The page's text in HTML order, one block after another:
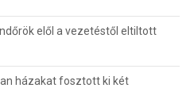
elől a vezetéstől eltiltott
házakat fosztott ki két